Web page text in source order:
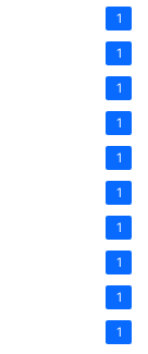
1
1
1
1
1
1
1
1
1
1